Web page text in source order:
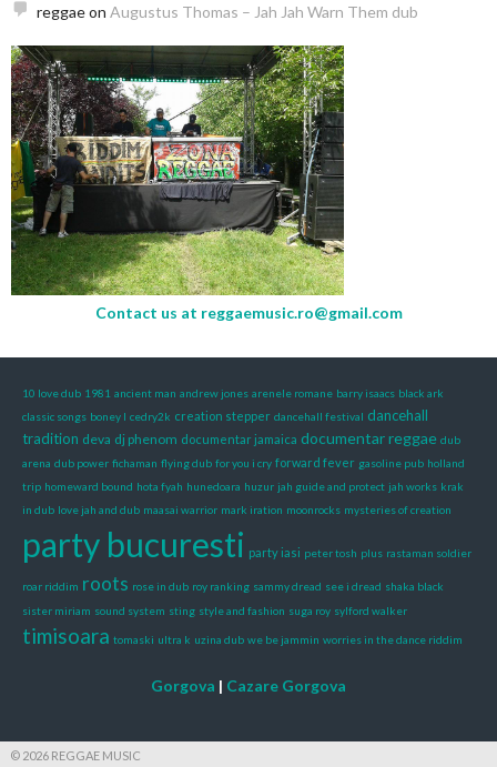
reggaeon Augustus Thomas – Jah Jah Warn Them dub
Contact us at reggaemusic.ro@gmail.com
10 love dub 1981 ancient man andrew jones arenele romane barry isaacs black ark
classic songs boney l cedry2k creation stepper dancehall festival dancehall
tradition deva dj phenom documentar jamaica documentar reggae dub
arena dub power fichaman flying dub for you i cry forward fever gasoline pub holland
trip homeward bound hota fyah hunedoara huzur jah guide and protect jah works krak
in dub love jah and dub maasai warrior mark iration moonrocks mysteries of creation
party bucuresti party iasi peter tosh plus rastaman soldier
roar riddim roots rose in dub roy ranking sammy dread see i dread shaka black
sister miriam sound system sting style and fashion suga roy sylford walker
timisoara tomaski ultra k uzina dub we be jammin worries in the dance riddim
Gorgova | Cazare Gorgova
© 2026 REGGAE MUSIC